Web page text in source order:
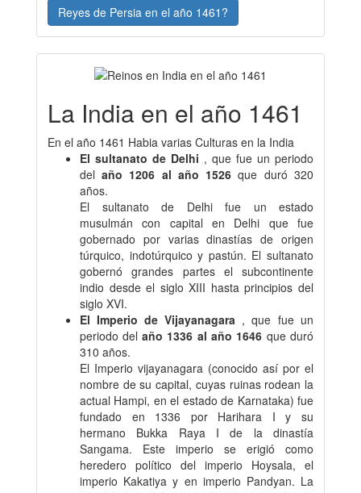
Reyes de Persia en el año 1461?
La India en el año 1461
En el año 1461 Habia varias Culturas en la India
El sultanato de Delhi , que fue un periodo
del año 1206 al año 1526 que duró 320
años.
El sultanato de Delhi fue un estado
musulmán con capital en Delhi que fue
gobernado por varias dinastías de origen
túrquico, indotúrquico y pastún. El sultanato
gobernó grandes partes el subcontinente
indio desde el siglo XIII hasta principios del
siglo XVI.
El Imperio de Vijayanagara , que fue un
periodo del año 1336 al año 1646 que duró
310 años.
El Imperio vijayanagara (conocido así por el
nombre de su capital, cuyas ruinas rodean la
actual Hampi, en el estado de Karnataka) fue
fundado en 1336 por Harihara I y su
hermano Bukka Raya I de la dinastía
Sangama. Este imperio se erigió como
heredero político del imperio Hoysala, el
imperio Kakatiya y en imperio Pandyan. La